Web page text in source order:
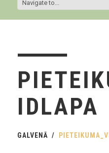
IDLAPA
GALVENĀ